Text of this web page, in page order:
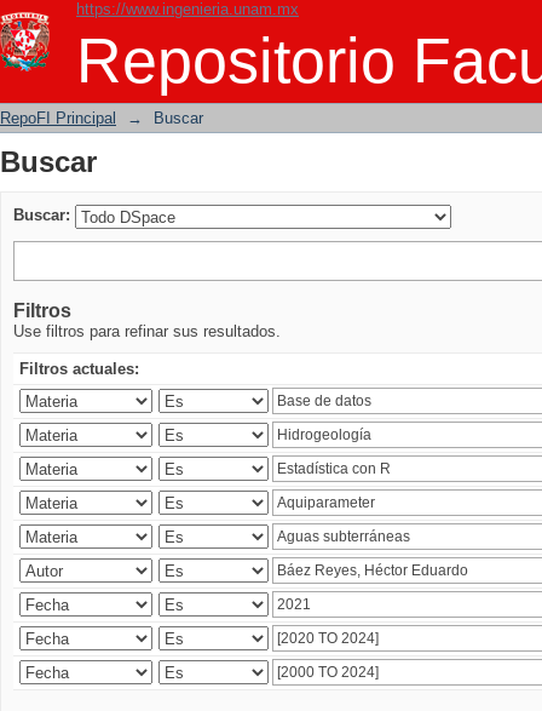
https://www.ingenieria.unam.mx
Repositorio
Buscar
RepoFI Principal → Buscar
Buscar
Buscar:
Filtros
Use filtros para refinar sus resultados.
Filtros actuales: